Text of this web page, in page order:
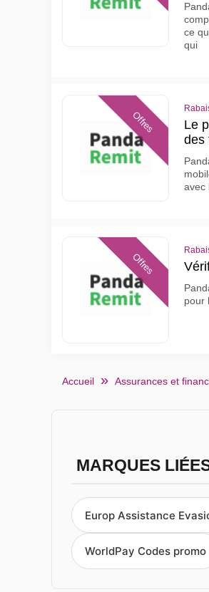
ce
qui
Offres
Le
des
avec
Offres
pour
Accueil Assurances et
MARQUES
Europ Assistance
WorldPay Codes promo